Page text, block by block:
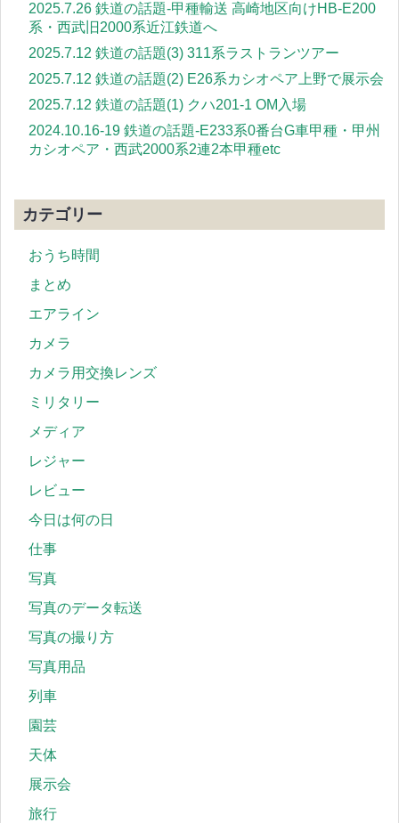
2025.7.26 鉄道の話題-甲種輸送 高崎地区向けHB-E200
系・西武旧2000系近江鉄道へ
2025.7.12 鉄道の話題(3) 311系ラストランツアー
2025.7.12 鉄道の話題(2) E26系カシオペア上野で展示会
2025.7.12 鉄道の話題(1) クハ201-1 OM入場
2024.10.16-19 鉄道の話題-E233系0番台G車甲種・甲州
カシオペア・西武2000系2連2本甲種etc
カテゴリー
おうち時間
まとめ
エアライン
カメラ
カメラ用交換レンズ
ミリタリー
メディア
レジャー
レビュー
今日は何の日
仕事
写真
写真のデータ転送
写真の撮り方
写真用品
列車
園芸
天体
展示会
旅行